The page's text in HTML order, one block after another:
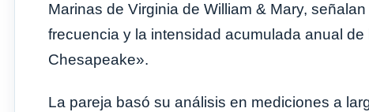
Marinas de Virginia de William & Mary,
frecuencia y la intensidad acumulada anual de
Chesapeake».
La pareja basó su análisis en mediciones a